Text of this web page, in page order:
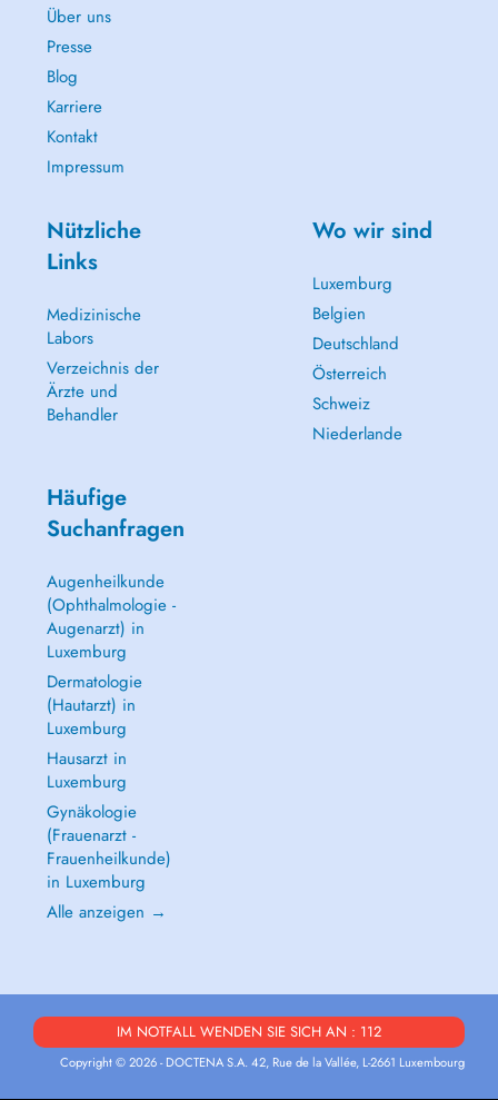
Über uns
Presse
Blog
Karriere
Kontakt
Impressum
Nützliche
Links
Medizinische
Labors
Verzeichnis der
Ärzte und
Behandler
Wo wir sind
Luxemburg
Belgien
Deutschland
Österreich
Schweiz
Niederlande
Häufige
Suchanfragen
Augenheilkunde
(Ophthalmologie -
Augenarzt) in
Luxemburg
Dermatologie
(Hautarzt) in
Luxemburg
Hausarzt in
Luxemburg
Gynäkologie
(Frauenarzt -
Frauenheilkunde)
in Luxemburg
Alle anzeigen →
IM NOTFALL WENDEN SIE SICH AN : 112
Copyright © 2026 - DOCTENA S.A. 42, Rue de la Vallée, L-2661 Luxembourg